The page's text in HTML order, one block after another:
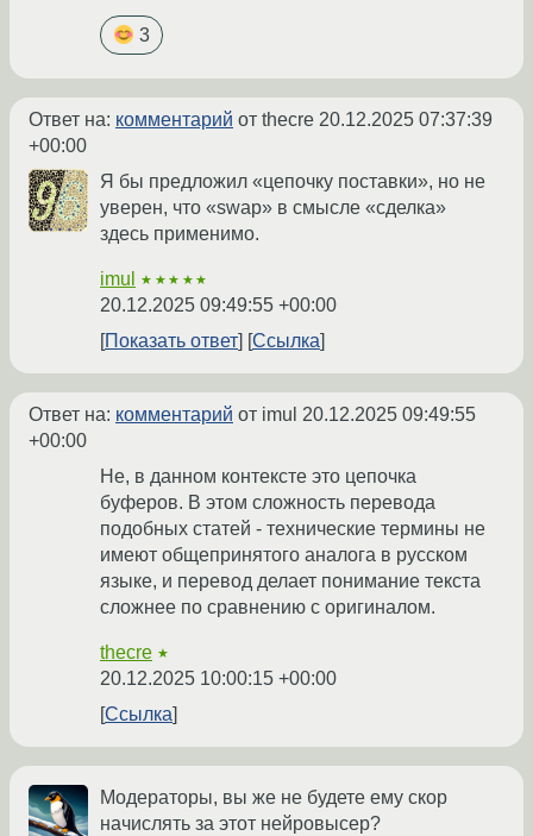
3
Ответ на: комментарий от thecre 20.12.2025 07:37:39
+00:00
Я бы предложил «цепочку поставки», но не
уверен, что «swap» в смысле «сделка»
здесь применимо.
imul ★★★★★
20.12.2025 09:49:55 +00:00
Показать ответ
Ссылка
Ответ на: комментарий от imul 20.12.2025 09:49:55
+00:00
Не, в данном контексте это цепочка
буферов. В этом сложность перевода
подобных статей - технические термины не
имеют общепринятого аналога в русском
языке, и перевод делает понимание текста
сложнее по сравнению с оригиналом.
thecre ★
20.12.2025 10:00:15 +00:00
Ссылка
Модераторы, вы же не будете ему скор
начислять за этот нейровысер?